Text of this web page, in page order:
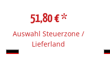
51,80 €*
Auswahl Steuerzone /
Lieferland